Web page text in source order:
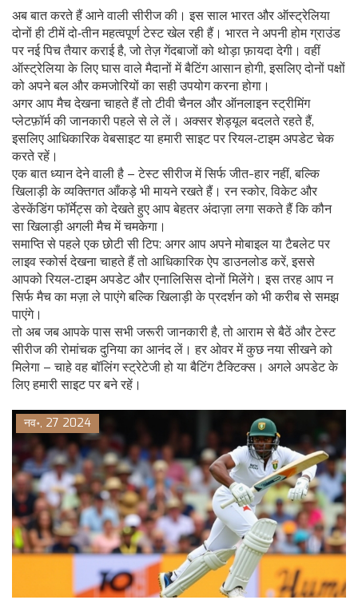
अब बात करते हैं आने वाली सीरीज की। इस साल भारत और ऑस्ट्रेलिया
दोनों ही टीमें दो‑तीन महत्वपूर्ण टेस्ट खेल रही हैं। भारत ने अपनी होम ग्राउंड
पर नई पिच तैयार कराई है, जो तेज़ गेंदबाजों को थोड़ा फ़ायदा देगी। वहीं
ऑस्ट्रेलिया के लिए घास वाले मैदानों में बैटिंग आसान होगी, इसलिए दोनों पक्षों
को अपने बल और कमजोरियों का सही उपयोग करना होगा।
अगर आप मैच देखना चाहते हैं तो टीवी चैनल और ऑनलाइन स्ट्रीमिंग
प्लेटफ़ॉर्म की जानकारी पहले से ले लें। अक्सर शेड्यूल बदलते रहते हैं,
इसलिए आधिकारिक वेबसाइट या हमारी साइट पर रियल‑टाइम अपडेट चेक
करते रहें।
एक बात ध्यान देने वाली है – टेस्ट सीरीज में सिर्फ जीत-हार नहीं, बल्कि
खिलाड़ी के व्यक्तिगत आँकड़े भी मायने रखते हैं। रन स्कोर, विकेट और
डेस्केंडिंग फॉर्मेट्स को देखते हुए आप बेहतर अंदाज़ा लगा सकते हैं कि कौन
सा खिलाड़ी अगली मैच में चमकेगा।
समाप्ति से पहले एक छोटी सी टिप: अगर आप अपने मोबाइल या टैबलेट पर
लाइव स्कोर्स देखना चाहते हैं तो आधिकारिक ऐप डाउनलोड करें, इससे
आपको रियल‑टाइम अपडेट और एनालिसिस दोनों मिलेंगे। इस तरह आप न
सिर्फ मैच का मज़ा ले पाएंगे बल्कि खिलाड़ी के प्रदर्शन को भी करीब से समझ
पाएंगे।
तो अब जब आपके पास सभी जरूरी जानकारी है, तो आराम से बैठें और टेस्ट
सीरीज की रोमांचक दुनिया का आनंद लें। हर ओवर में कुछ नया सीखने को
मिलेगा – चाहे वह बॉलिंग स्ट्रेटेजी हो या बैटिंग टैक्टिक्स। अगले अपडेट के
लिए हमारी साइट पर बने रहें।
नव॰, 27 2024